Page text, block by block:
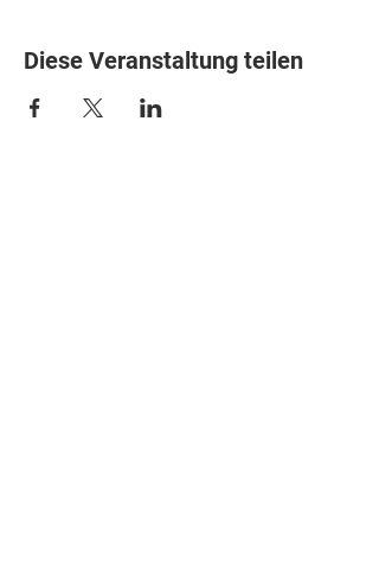
Diese Veranstaltung teilen